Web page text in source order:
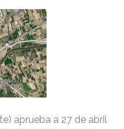
aprueba a 27 de abril